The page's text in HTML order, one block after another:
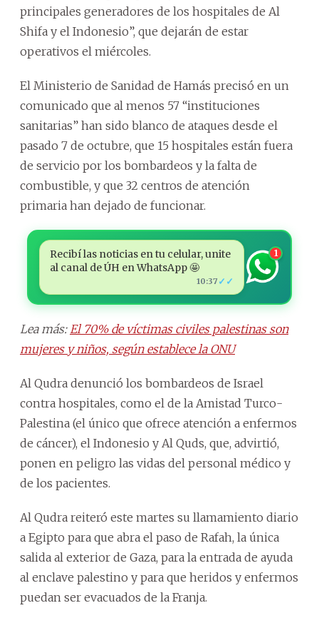
principales generadores de los hospitales de Al
Shifa y el Indonesio”, que dejarán de estar
operativos el miércoles.
El Ministerio de Sanidad de Hamás precisó en un
comunicado que al menos 57 “instituciones
sanitarias” han sido blanco de ataques desde el
pasado 7 de octubre, que 15 hospitales están fuera
de servicio por los bombardeos y la falta de
combustible, y que 32 centros de atención
primaria han dejado de funcionar.
Recibí las noticias en tu celular, unite
al canal de ÚH en WhatsApp 🤩
10:37 ✓✓
1
Lea más: El 70% de víctimas civiles palestinas son
mujeres y niños, según establece la ONU
Al Qudra denunció los bombardeos de Israel
contra hospitales, como el de la Amistad Turco-
Palestina (el único que ofrece atención a enfermos
de cáncer), el Indonesio y Al Quds, que, advirtió,
ponen en peligro las vidas del personal médico y
de los pacientes.
Al Qudra reiteró este martes su llamamiento diario
a Egipto para que abra el paso de Rafah, la única
salida al exterior de Gaza, para la entrada de ayuda
al enclave palestino y para que heridos y enfermos
puedan ser evacuados de la Franja.